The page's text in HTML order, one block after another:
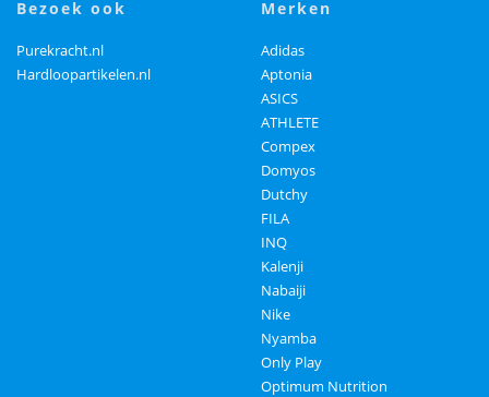
bezoek ook
Purekracht.nl
Hardloopartikelen.nl
merken
Adidas
Aptonia
ASICS
ATHLETE
Compex
Domyos
Dutchy
FILA
INQ
Kalenji
Nabaiji
Nike
Nyamba
Only Play
Optimum Nutrition